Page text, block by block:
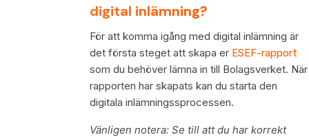
digital inlämning?
För att komma igång med digital inlämning är
det första steget att skapa er ESEF-rapport
som du behöver lämna in till Bolagsverket. När
rapporten har skapats kan du starta den
digitala inlämningssprocessen.
Vänligen notera: Se till att du har korrekt